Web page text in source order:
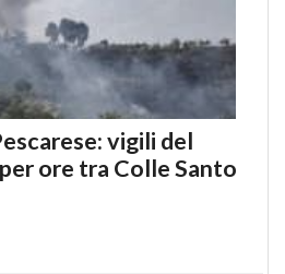
vigili del
ore tra Colle Santo